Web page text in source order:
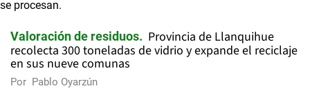
Valoración de residuos
Provincia de Llanquihue
recolecta 300 toneladas de vidrio y expande el reciclaje
en sus nueve comunas
Por Pablo Oyarzún